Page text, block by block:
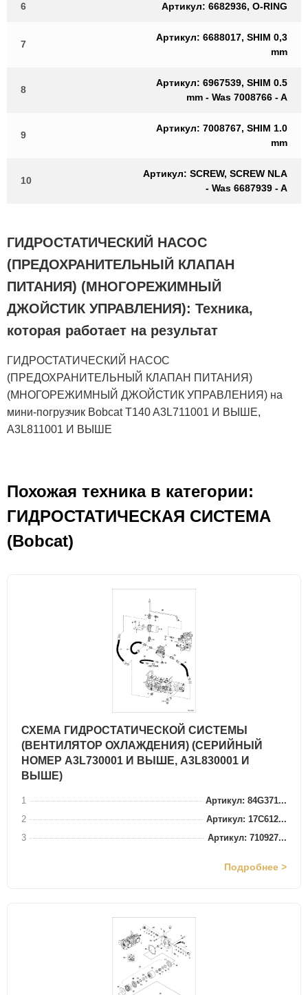
6 Артикул: 6682936, O-RING
7
Артикул: 6688017, SHIM 0,3
mm
8
Артикул: 6967539, SHIM 0.5
mm - Was 7008766 - A
9
Артикул: 7008767, SHIM 1.0
mm
10
Артикул: SCREW, SCREW NLA
- Was 6687939 - A
ГИДРОСТАТИЧЕСКИЙ НАСОС
(ПРЕДОХРАНИТЕЛЬНЫЙ КЛАПАН
ПИТАНИЯ) (МНОГОРЕЖИМНЫЙ
ДЖОЙСТИК УПРАВЛЕНИЯ): Техника,
которая работает на результат
ГИДРОСТАТИЧЕСКИЙ НАСОС
(ПРЕДОХРАНИТЕЛЬНЫЙ КЛАПАН ПИТАНИЯ)
(МНОГОРЕЖИМНЫЙ ДЖОЙСТИК УПРАВЛЕНИЯ) на
мини-погрузчик Bobcat T140 A3L711001 И ВЫШЕ,
A3L811001 И ВЫШЕ
Похожая техника в категории:
ГИДРОСТАТИЧЕСКАЯ СИСТЕМА
(Bobcat)
СХЕМА ГИДРОСТАТИЧЕСКОЙ СИСТЕМЫ
(ВЕНТИЛЯТОР ОХЛАЖДЕНИЯ) (СЕРИЙНЫЙ
НОМЕР A3L730001 И ВЫШЕ, A3L830001 И
ВЫШЕ)
1
Артикул: 84G371...
2
Артикул: 17C612...
3
Артикул: 710927...
Подробнее >